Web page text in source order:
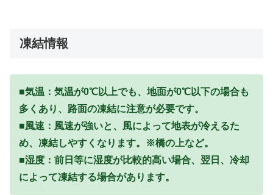
凍結情報
■気温：気温が0℃以上でも、地面が0℃以下の場合も
多くあり、路面の凍結に注意が必要です。
■風速：風速が強いと、風によって地表が冷えるた
め、凍結しやすくなります。※橋の上など。
■湿度：前日等に湿度が比較的高い場合、翌日、冷却
によって凍結する場合があります。